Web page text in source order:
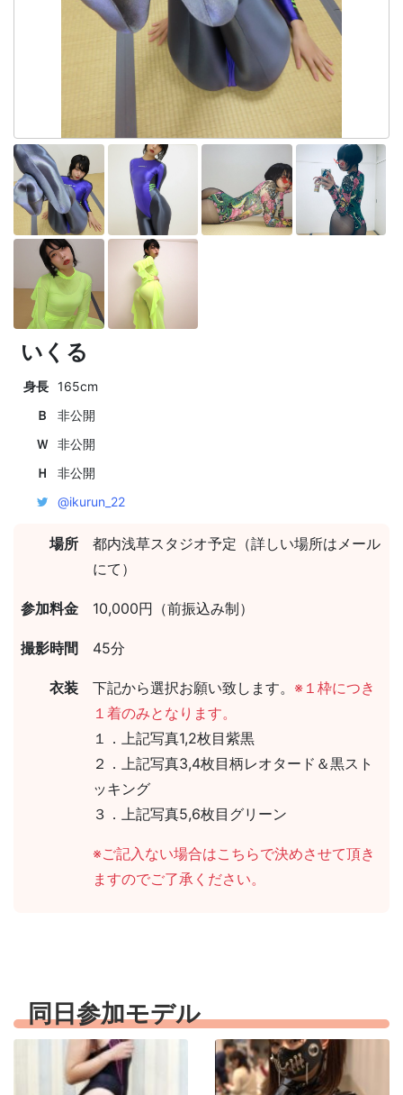
いくる
身長 165cm
Ｂ
非公開
Ｗ
非公開
Ｈ
非公開
@ikurun_22
場所
都内浅草スタジオ予定（詳しい場所はメール
にて）
参加料金 10,000円（前振込み制）
撮影時間 45分
衣装 下記から選択お願い致します。 ※１枠につき
１着のみとなります。
１．上記写真1,2枚目紫黒
２．上記写真3,4枚目柄レオタード＆黒スト
ッキング
３．上記写真5,6枚目グリーン
※ご記入ない場合はこちらで決めさせて頂き
ますのでご了承ください。
同日参加モデル